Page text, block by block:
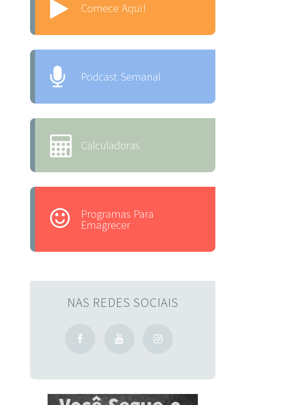
Comece Aqui!
Podcast Semanal
Calculadoras
Programas Para
Emagrecer
NAS REDES SOCIAIS